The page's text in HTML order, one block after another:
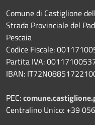
Comune di Castiglione
Strada Provinciale del
Pescaia
Codice Fiscale:
Partita IVA:
IBAN:
PEC:
Centralino Unico: +39